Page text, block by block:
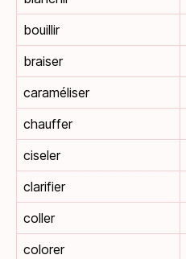
bouillir
braiser
caraméliser
chauffer
ciseler
clarifier
coller
colorer